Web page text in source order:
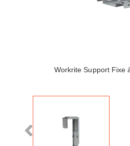
Workrite Support Fixe